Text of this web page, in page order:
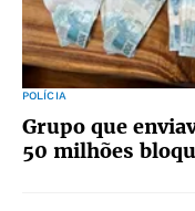
POLÍCIA
Grupo que
50 milhões